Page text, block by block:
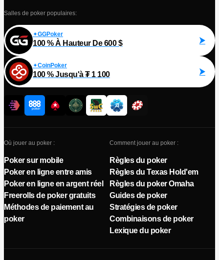
Salles de poker populaires:
GGPoker
100 % À Hauteur De 600 $
CoinPoker
100 % Jusqu'à ₮ 1 100
Où jouer au poker :
Poker sur mobile
Poker en ligne entre amis
Poker en ligne en argent réel
Freerolls de poker gratuits
Méthodes de paiement au
poker
Comment jouer au poker :
Règles du poker
Règles du Texas Hold'em
Règles du poker Omaha
Guides de poker
Stratégies de poker
Combinaisons de poker
Lexique du poker